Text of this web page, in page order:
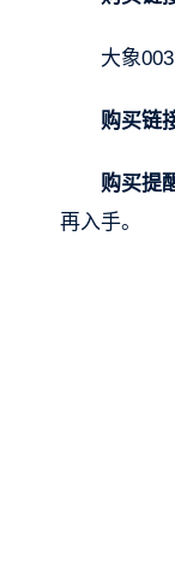
大象
购买链
购买提
再入手。